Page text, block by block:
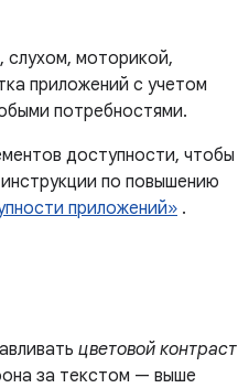
слухом, моторикой,
приложений с учетом
потребностями.
доступности, чтобы
по повышению
приложений» .
цветовой контраст
за текстом — выше